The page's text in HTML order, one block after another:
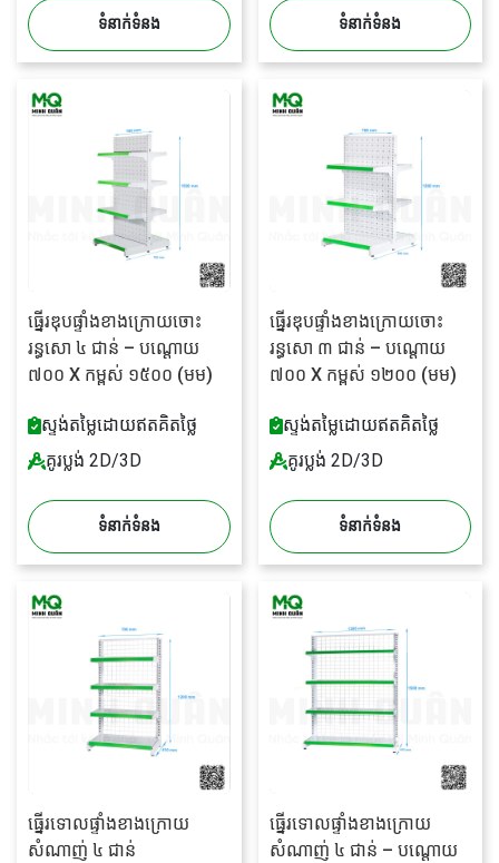
ទំនាក់ទំនង ទំនាក់ទំនង
ធ្នើរឌុបផ្ទាំងខាងក្រោយចោះ
រន្ធសោ ៤ ជាន់ – បណ្តោយ
៧០០ X កម្ពស់ ១៥០០ (មម)
ស្ទង់តម្លៃដោយឥតគិតថ្លៃ
គូរប្លង់ 2D/3D
ទំនាក់ទំនង
ធ្នើរឌុបផ្ទាំងខាងក្រោយចោះ
រន្ធសោ ៣ ជាន់ – បណ្តោយ
៧០០ X កម្ពស់ ១២០០ (មម)
ស្ទង់តម្លៃដោយឥតគិតថ្លៃ
គូរប្លង់ 2D/3D
ទំនាក់ទំនង
ធ្នើរទោលផ្ទាំងខាងក្រោយ
សំណាញ់ ៤ ជាន់
ធ្នើរទោលផ្ទាំងខាងក្រោយ
សំណាញ់ ៤ ជាន់ – បណ្តោយ